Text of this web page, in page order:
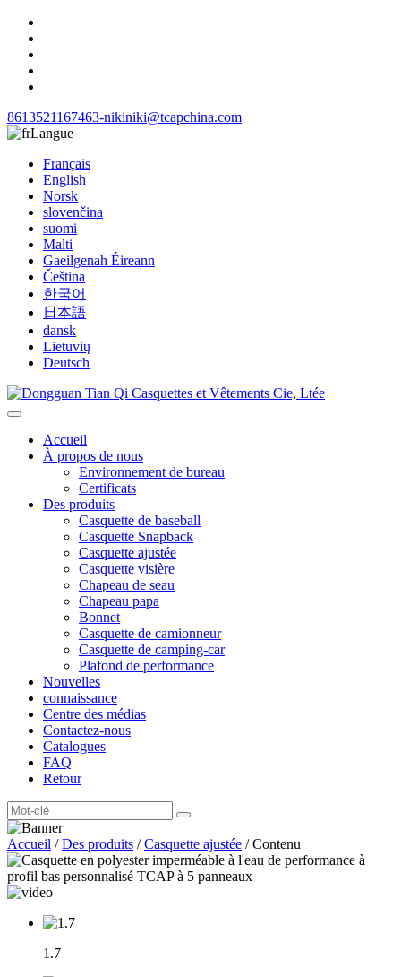
8613521167463-nikiniki@tcapchina.com
Langue
Français
English
Norsk
slovenčina
suomi
Malti
Gaeilgenah Éireann
Čeština
한국어
日本語
dansk
Lietuvių
Deutsch
Accueil
À propos de nous
Environnement de bureau
Certificats
Des produits
Casquette de baseball
Casquette Snapback
Casquette ajustée
Casquette visière
Chapeau de seau
Chapeau papa
Bonnet
Casquette de camionneur
Casquette de camping-car
Plafond de performance
Nouvelles
connaissance
Centre des médias
Contactez-nous
Catalogues
FAQ
Retour
Accueil /Des produits /Casquette ajustée /Contenu
1.7